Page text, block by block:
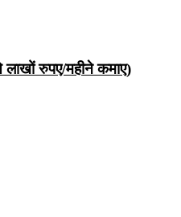
रुपए/महीने कमाए)